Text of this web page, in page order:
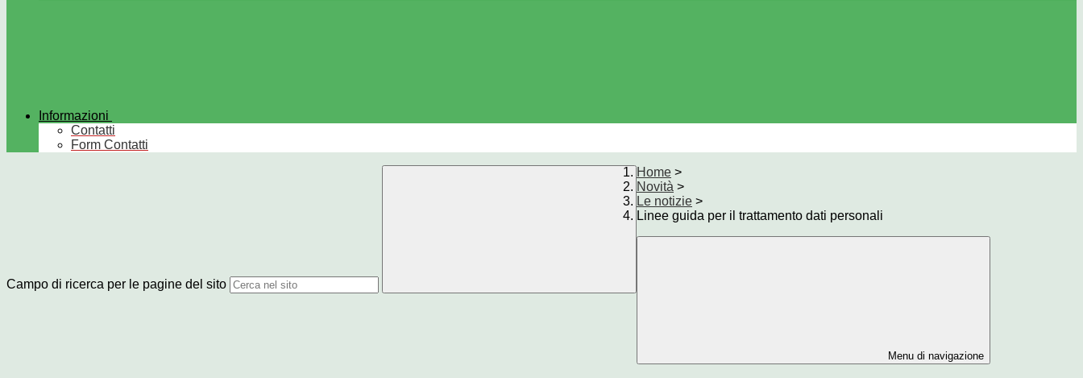
Informazioni
Contatti
Form Contatti
Campo di ricerca per le pagine del sito
Home >
Novità >
Le notizie >
Linee guida per il trattamento dati personali
Menu di navigazione